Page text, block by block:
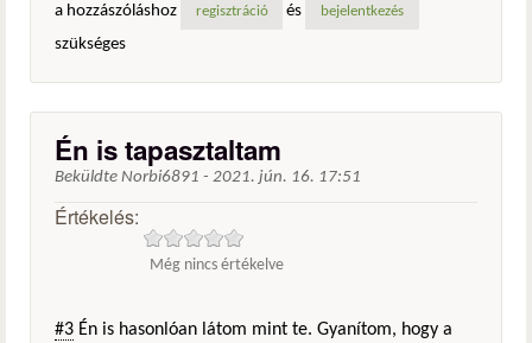
a hozzászóláshoz regisztráció és bejelentkezés
szükséges
Én is tapasztaltam
Beküldte Norbi6891 - 2021. jún. 16. 17:51
Értékelés:
Még nincs értékelve
#3 Én is hasonlóan látom mint te. Gyanítom, hogy a